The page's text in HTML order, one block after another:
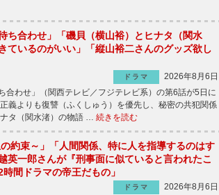
ち合わせ」「磯貝（横山裕）とヒナタ（関水
ているのがいい」「縦山裕二さんのグッズ欲し
ドラマ
2026年8月6日
わせ」（関西テレビ／フジテレビ系）の第6話が5日に
よりも復讐（ふくしゅう）を優先し、秘密の共犯関係
タ（関水渚）の物語 … 続きを読む
約束～」「人間関係、特に人を指導するのはす
英一郎さんが『刑事面に似ていると言われたこ
間ドラマの帝王だもの」
ドラマ
2026年8月6日